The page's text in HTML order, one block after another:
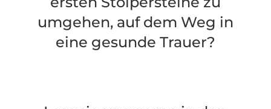
umgehen, auf dem Weg in
eine gesunde Trauer?